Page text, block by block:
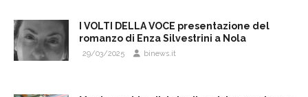
I VOLTI DELLA VOCE presentazione del
romanzo di Enza Silvestrini a Nola
29/03/2025 binews.it